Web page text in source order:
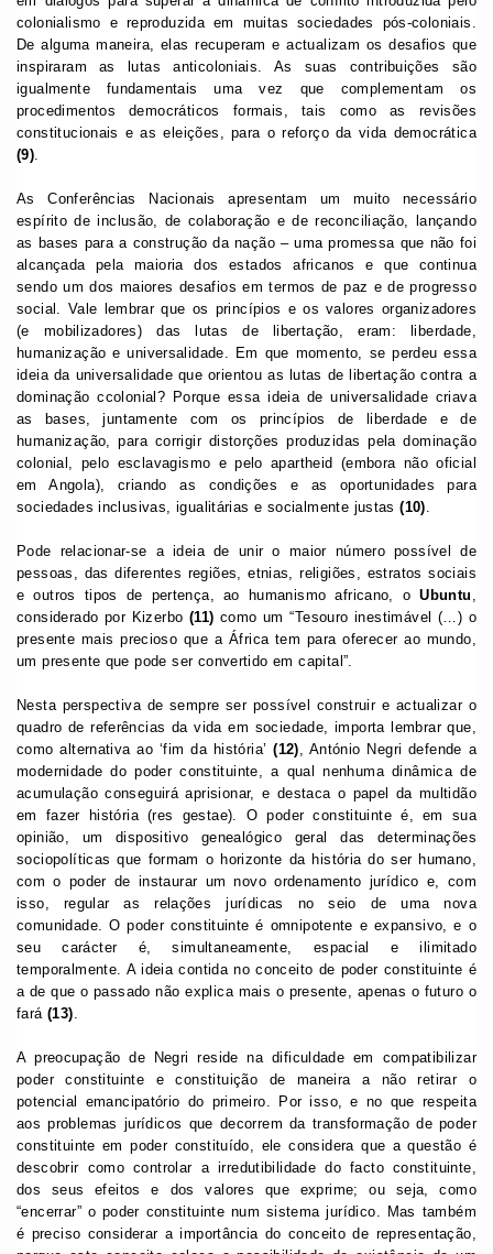
colonialismo e reproduzida em muitas sociedades pós-coloniais.
De alguma maneira, elas recuperam e actualizam os desafios que
inspiraram as lutas anticoloniais. As suas contribuições são
igualmente fundamentais uma vez que complementam os
procedimentos democráticos formais, tais como as revisões
constitucionais e as eleições, para o reforço da vida democrática
(9)
As Conferências Nacionais apresentam um muito necessário
espírito de inclusão, de colaboração e de reconciliação, lançando
as bases para a construção da nação – uma promessa que não foi
alcançada pela maioria dos estados africanos e que continua
sendo um dos maiores desafios em termos de paz e de progresso
social. Vale lembrar que os princípios e os valores organizadores
(e mobilizadores) das lutas de libertação, eram: liberdade,
humanização e universalidade. Em que momento, se perdeu essa
ideia da universalidade que orientou as lutas de libertação contra a
dominação ccolonial? Porque essa ideia de universalidade criava
as bases, juntamente com os princípios de liberdade e de
humanização, para corrigir distorções produzidas pela dominação
colonial, pelo esclavagismo e pelo apartheid (embora não oficial
em Angola), criando as condições e as oportunidades para
sociedades inclusivas, igualitárias e socialmente justas(10)
Pode relacionar-se a ideia de unir o maior número possível de
pessoas, das diferentes regiões, etnias, religiões, estratos sociais
e outros tipos de pertença, ao humanismo africano, oUbuntu
considerado por Kizerbo (11) como um “Tesouro inestimável (…) o
presente mais precioso que a África tem para oferecer ao mundo,
um presente que pode ser convertido em capital”.
Nesta perspectiva de sempre ser possível construir e actualizar o
quadro de referências da vida em sociedade, importa lembrar que,
como alternativa ao ‘fim da história’(12) , António Negri defende a
modernidade do poder constituinte, a qual nenhuma dinâmica de
acumulação conseguirá aprisionar, e destaca o papel da multidão
em fazer história (res gestae). O poder constituinte é, em sua
opinião, um dispositivo genealógico geral das determinações
sociopolíticas que formam o horizonte da história do ser humano,
com o poder de instaurar um novo ordenamento jurídico e, com
isso, regular as relações jurídicas no seio de uma nova
comunidade. O poder constituinte é omnipotente e expansivo, e o
seu carácter é, simultaneamente, espacial e ilimitado
temporalmente. A ideia contida no conceito de poder constituinte é
a de que o passado não explica mais o presente, apenas o futuro o
fará (13)
A preocupação de Negri reside na dificuldade em compatibilizar
poder constituinte e constituição de maneira a não retirar o
potencial emancipatório do primeiro. Por isso, e no que respeita
aos problemas jurídicos que decorrem da transformação de poder
constituinte em poder constituído, ele considera que a questão é
descobrir como controlar a irredutibilidade do facto constituinte,
dos seus efeitos e dos valores que exprime; ou seja, como
“encerrar” o poder constituinte num sistema jurídico. Mas também
é preciso considerar a importância do conceito de representação,